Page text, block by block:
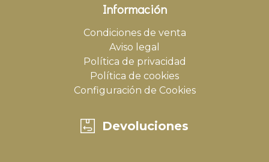
Información
Condiciones de venta
Aviso legal
Política de privacidad
Política de cookies
Configuración de Cookies
Devoluciones